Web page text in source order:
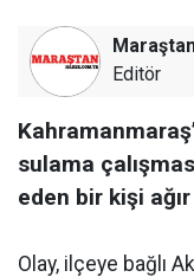
Editör
sulama
eden bir kişi
Olay, ilçeye bağlı